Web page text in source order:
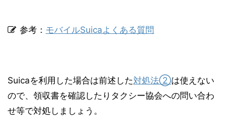
参考： モバイルSuicaよくある質問
Suicaを利用した場合は前述した対処法②は使えない
ので、領収書を確認したりタクシー協会への問い合わ
せ等で対処しましょう。